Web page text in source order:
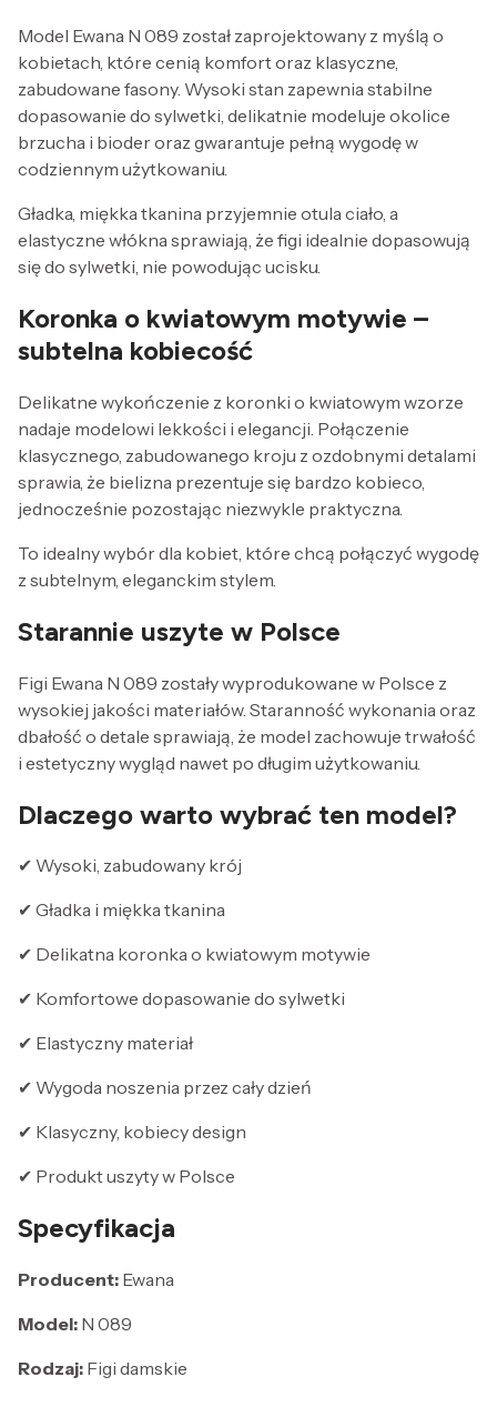
Model Ewana N 089 został zaprojektowany z myślą o
kobietach, które cenią komfort oraz klasyczne,
zabudowane fasony. Wysoki stan zapewnia stabilne
dopasowanie do sylwetki, delikatnie modeluje okolice
brzucha i bioder oraz gwarantuje pełną wygodę w
codziennym użytkowaniu.
Gładka, miękka tkanina przyjemnie otula ciało, a
elastyczne włókna sprawiają, że figi idealnie dopasowują
się do sylwetki, nie powodując ucisku.
Koronka o kwiatowym motywie –
subtelna kobiecość
Delikatne wykończenie z koronki o kwiatowym wzorze
nadaje modelowi lekkości i elegancji. Połączenie
klasycznego, zabudowanego kroju z ozdobnymi detalami
sprawia, że bielizna prezentuje się bardzo kobieco,
jednocześnie pozostając niezwykle praktyczna.
To idealny wybór dla kobiet, które chcą połączyć wygodę
z subtelnym, eleganckim stylem.
Starannie uszyte w Polsce
Figi Ewana N 089 zostały wyprodukowane w Polsce z
wysokiej jakości materiałów. Staranność wykonania oraz
dbałość o detale sprawiają, że model zachowuje trwałość
i estetyczny wygląd nawet po długim użytkowaniu.
Dlaczego warto wybrać ten model?
✔ Wysoki, zabudowany krój
✔ Gładka i miękka tkanina
✔ Delikatna koronka o kwiatowym motywie
✔ Komfortowe dopasowanie do sylwetki
✔ Elastyczny materiał
✔ Wygoda noszenia przez cały dzień
✔ Klasyczny, kobiecy design
✔ Produkt uszyty w Polsce
Specyfikacja
Producent: Ewana
Model: N 089
Rodzaj: Figi damskie